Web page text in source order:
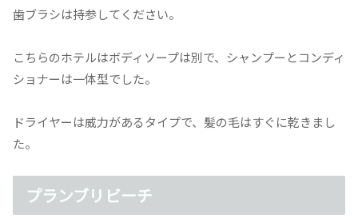
歯ブラシは持参してください。
こちらのホテルはボディソープは別で、シャンプーとコンディ
ショナーは一体型でした。
ドライヤーは威力があるタイプで、髪の毛はすぐに乾きまし
た。
プランブリビーチ